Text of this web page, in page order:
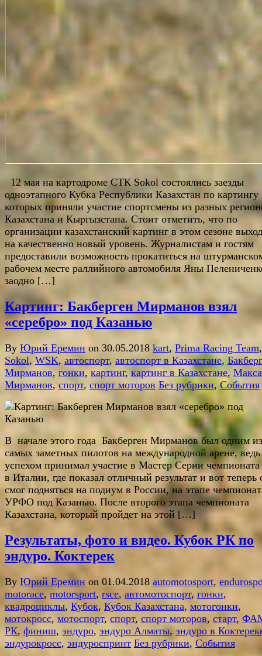
12 мая на картодроме СТК Sokol состоялись заезды
одноэтапного Кубка Республики Казахстан по картингу
которых приняли участие спортсмены из разных
Казахстана и Кыргызстана. Стоит отметить, что по
организации казахстанский картинг в этом сезоне
на качественно новый уровень. Журналистам и гостям
предоставили возможность прокатиться на
рабочем месте раллийного автомобиля Яны
заодно […]
Картинг: Бакберген Мирманов взял
«серебро» под Казанью
By Юрий Еремин on 30.05.2018 kart, Prima Racing Team,
Sokol, WSK, автоспорт, автоспорт в Казахстане,
Мирманов, гонки, картинг, картинг в Казахстане,
Мирманов, спорт, спорт моторов Без рубрики,События
В начале этого года Бакберген Мирманов был одним из
самых заметных пилотов на международной арене,
успехом принимал участие в Мастер Серии
в Италии, где показал отличный результат и вот теперь
смог подняться на подиум в России, на этапе
УРФО под Казанью. После второго этапа чемпионата
Казахстана, который пройдет на этой […]
Результаты, фото и видео. Кубок РК по
эндуро. Коктерек
By Юрий Еремин on 01.04.2018 automotosport,
motorace, motorsport, rsce, автомотоспорт, гонки,
квадроциклы, Кубок, Кубок Казахстана, мотогонки,
мотокросс, мотоспорт, спорт, спорт моторов, старт,
РК, финиш, эндуро, эндуро Алматы,эндуро в
эндурокросс, эндуроспринт Без рубрики, События